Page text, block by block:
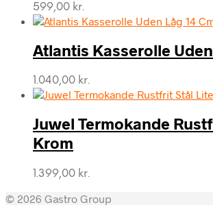
599,00 kr.
Atlantis Kasserolle Uden
1.040,00 kr.
Juwel Termokande
Krom
1.399,00 kr.
© 2026 Gastro Group